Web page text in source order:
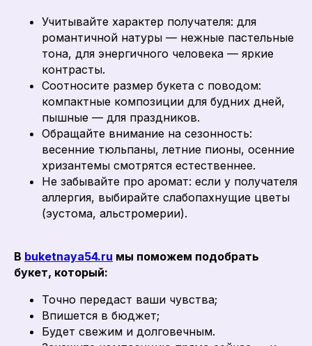
Учитывайте характер получателя: для
романтичной натуры — нежные пастельные
тона, для энергичного человека — яркие
контрасты.
Соотносите размер букета с поводом:
компактные композиции для будних дней,
пышные — для праздников.
Обращайте внимание на сезонность:
весенние тюльпаны, летние пионы, осенние
хризантемы смотрятся естественнее.
Не забывайте про аромат: если у получателя
аллергия, выбирайте слабопахнущие цветы
(эустома, альстромерии).
В buketnaya54.ru мы поможем подобрать
букет, который:
Точно передаст ваши чувства;
Впишется в бюджет;
Будет свежим и долговечным.